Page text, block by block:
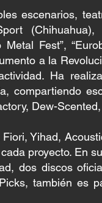
escenarios,
Metal Fest”,
a la
Ha
compartiendo
Dew-
Yihad,
proyecto. En
dos discos
también es